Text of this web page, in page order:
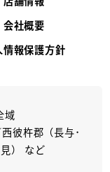
会社概要
情報保護方針
域
彼杵郡（長与･
） など